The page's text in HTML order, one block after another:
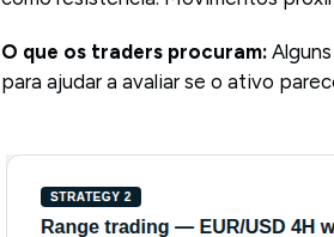
O que os traders procuram:
para ajudar a avaliar se o ativo